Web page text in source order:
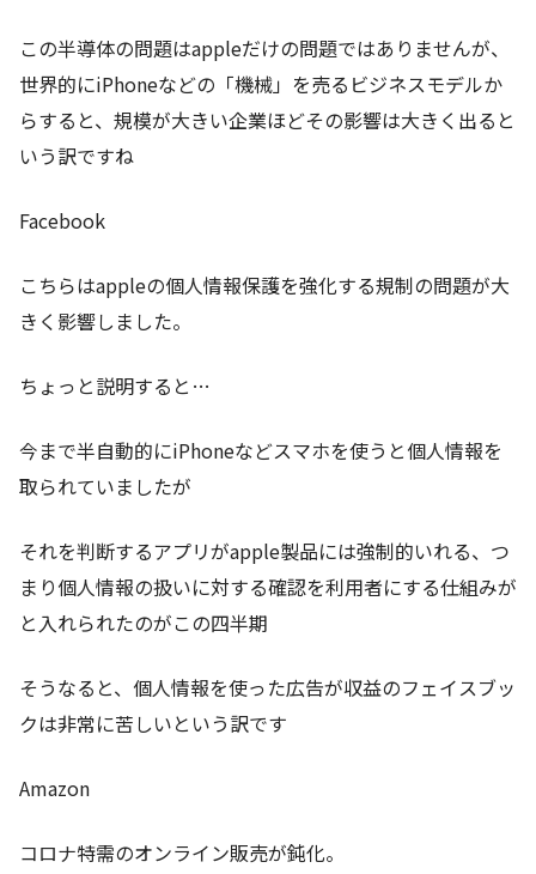
この半導体の問題はappleだけの問題ではありませんが、
世界的にiPhoneなどの「機械」を売るビジネスモデルか
らすると、規模が大きい企業ほどその影響は大きく出ると
いう訳ですね
Facebook
こちらはappleの個人情報保護を強化する規制の問題が大
きく影響しました。
ちょっと説明すると…
今まで半自動的にiPhoneなどスマホを使うと個人情報を
取られていましたが
それを判断するアプリがapple製品には強制的いれる、つ
まり個人情報の扱いに対する確認を利用者にする仕組みが
と入れられたのがこの四半期
そうなると、個人情報を使った広告が収益のフェイスブッ
クは非常に苦しいという訳です
Amazon
コロナ特需のオンライン販売が鈍化。